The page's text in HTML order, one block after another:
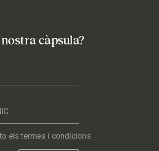
càpsula?
els termes i condicions